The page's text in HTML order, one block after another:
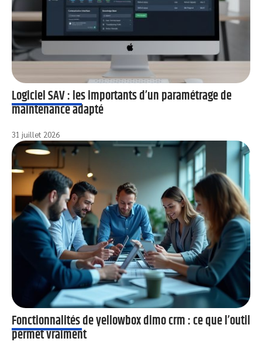
Logiciel SAV : les importants d’un paramétrage de
maintenance adapté
31 juillet 2026
Fonctionnalités de yellowbox dimo crm : ce que l’outil
permet vraiment